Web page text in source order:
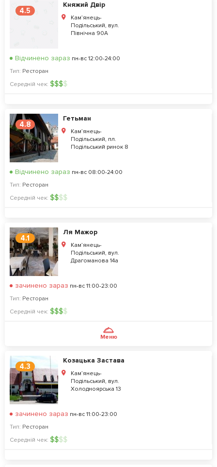
4.5
Княжий Двір
Кам’янець-
Подільський, вул.
Північна 90А
Відчинено зараз пн-вс 12:00-24:00
Тип: Ресторан
Середній чек: $$$$
4.8
Гетьман
Кам’янець-
Подільський, пл.
Подільський ринок 8
Відчинено зараз пн-вс 08:00-24:00
Тип: Ресторан
Середній чек: $$$$
4.1
Ля Мажор
Кам’янець-
Подільський, вул.
Драгоманова 14а
зачинено зараз пн-вс 11:00-23:00
Тип: Ресторан
Середній чек: $$$$
Меню
4.3
Козацька Застава
Кам’янець-
Подільський, вул.
Холодноярська 13
зачинено зараз пн-вс 11:00-23:00
Тип: Ресторан
Середній чек: $$$$